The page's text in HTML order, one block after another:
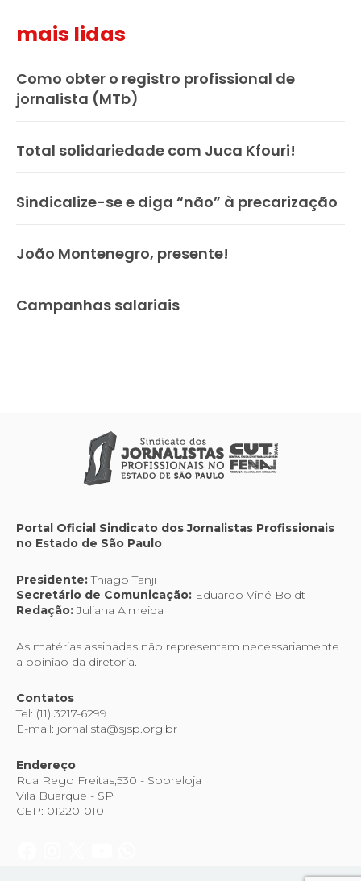
mais lidas
Como obter o registro profissional de
jornalista (MTb)
Total solidariedade com Juca Kfouri!
Sindicalize-se e diga “não” à precarização
João Montenegro, presente!
Campanhas salariais
Portal Oficial Sindicato dos Jornalistas Profissionais
no Estado de São Paulo
Presidente:Thiago Tanji
Secretário de Comunicação: Eduardo Viné Boldt
Redação:Juliana Almeida
As matérias assinadas não representam necessariamente
a opinião da diretoria.
Contatos
Tel: (11) 3217-6299
E-mail: jornalista@sjsp.org.br
Endereço
Rua Rego Freitas,530 - Sobreloja
Vila Buarque - SP
CEP: 01220-010